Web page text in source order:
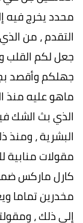
محدد يخرج فيه
التقدم ، من
جعل لكم القلب
جهلكم وأقصد
ماهو عليه منذ
الذي بث الشك
البشرية ،
مقولات منابية
كارل ماركس
مخدرين تماما
إلى ذلك ،